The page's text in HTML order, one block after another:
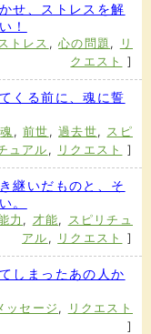
せ、ストレスを解
！
トレス ,心の問題 ,
リ
クエスト
]
くる前に、魂に誓
魂 ,前世 ,過去世, スピ
ュアル, リクエスト ]
継いだものと、そ
。
力 , 才能, スピリチュ
アル , リクエスト ]
しまったあの人か
ッセージ ,
リクエスト
]